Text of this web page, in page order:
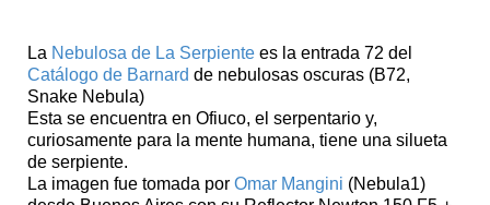
La Nebulosa de La Serpiente es la entrada 72 del
Catálogo de Barnard de nebulosas oscuras (B72,
Snake Nebula)
Esta se encuentra en Ofiuco, el serpentario y,
curiosamente para la mente humana, tiene una silueta
de serpiente.
La imagen fue tomada por Omar Mangini (Nebula1)